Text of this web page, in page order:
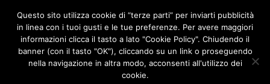
F
c
e
b
o
I
n
s
t
Questo sito utilizza cookie di “terze parti” per inviarti pubblicità
in linea con i tuoi gusti e le tue preferenze. Per avere maggiori
informazioni clicca il tasto a lato "Cookie Policy". Chiudendo il
banner (con il tasto "OK"), cliccando su un link o proseguendo
nella navigazione in altra modo, acconsenti all'utilizzo dei
cookie.